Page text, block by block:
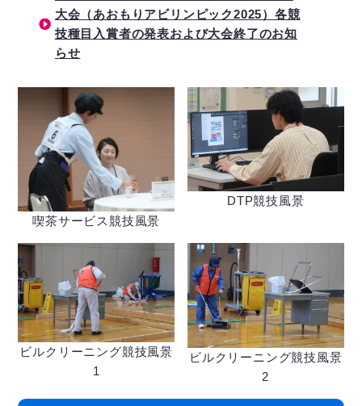
大会（あおもりアビリンピック2025）各競
技種目入賞者の発表および大会終了のお知
らせ
喫茶サービス競技風景
DTP競技風景
ビルクリーニング競技風景
1
ビルクリーニング競技風景
2